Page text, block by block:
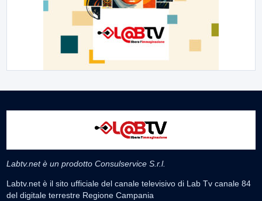
Labtv.net è un prodotto Consulservice S.r.l.
Labtv.net è il sito ufficiale del canale televisivo di Lab Tv canale 84
del digitale terrestre Regione Campania